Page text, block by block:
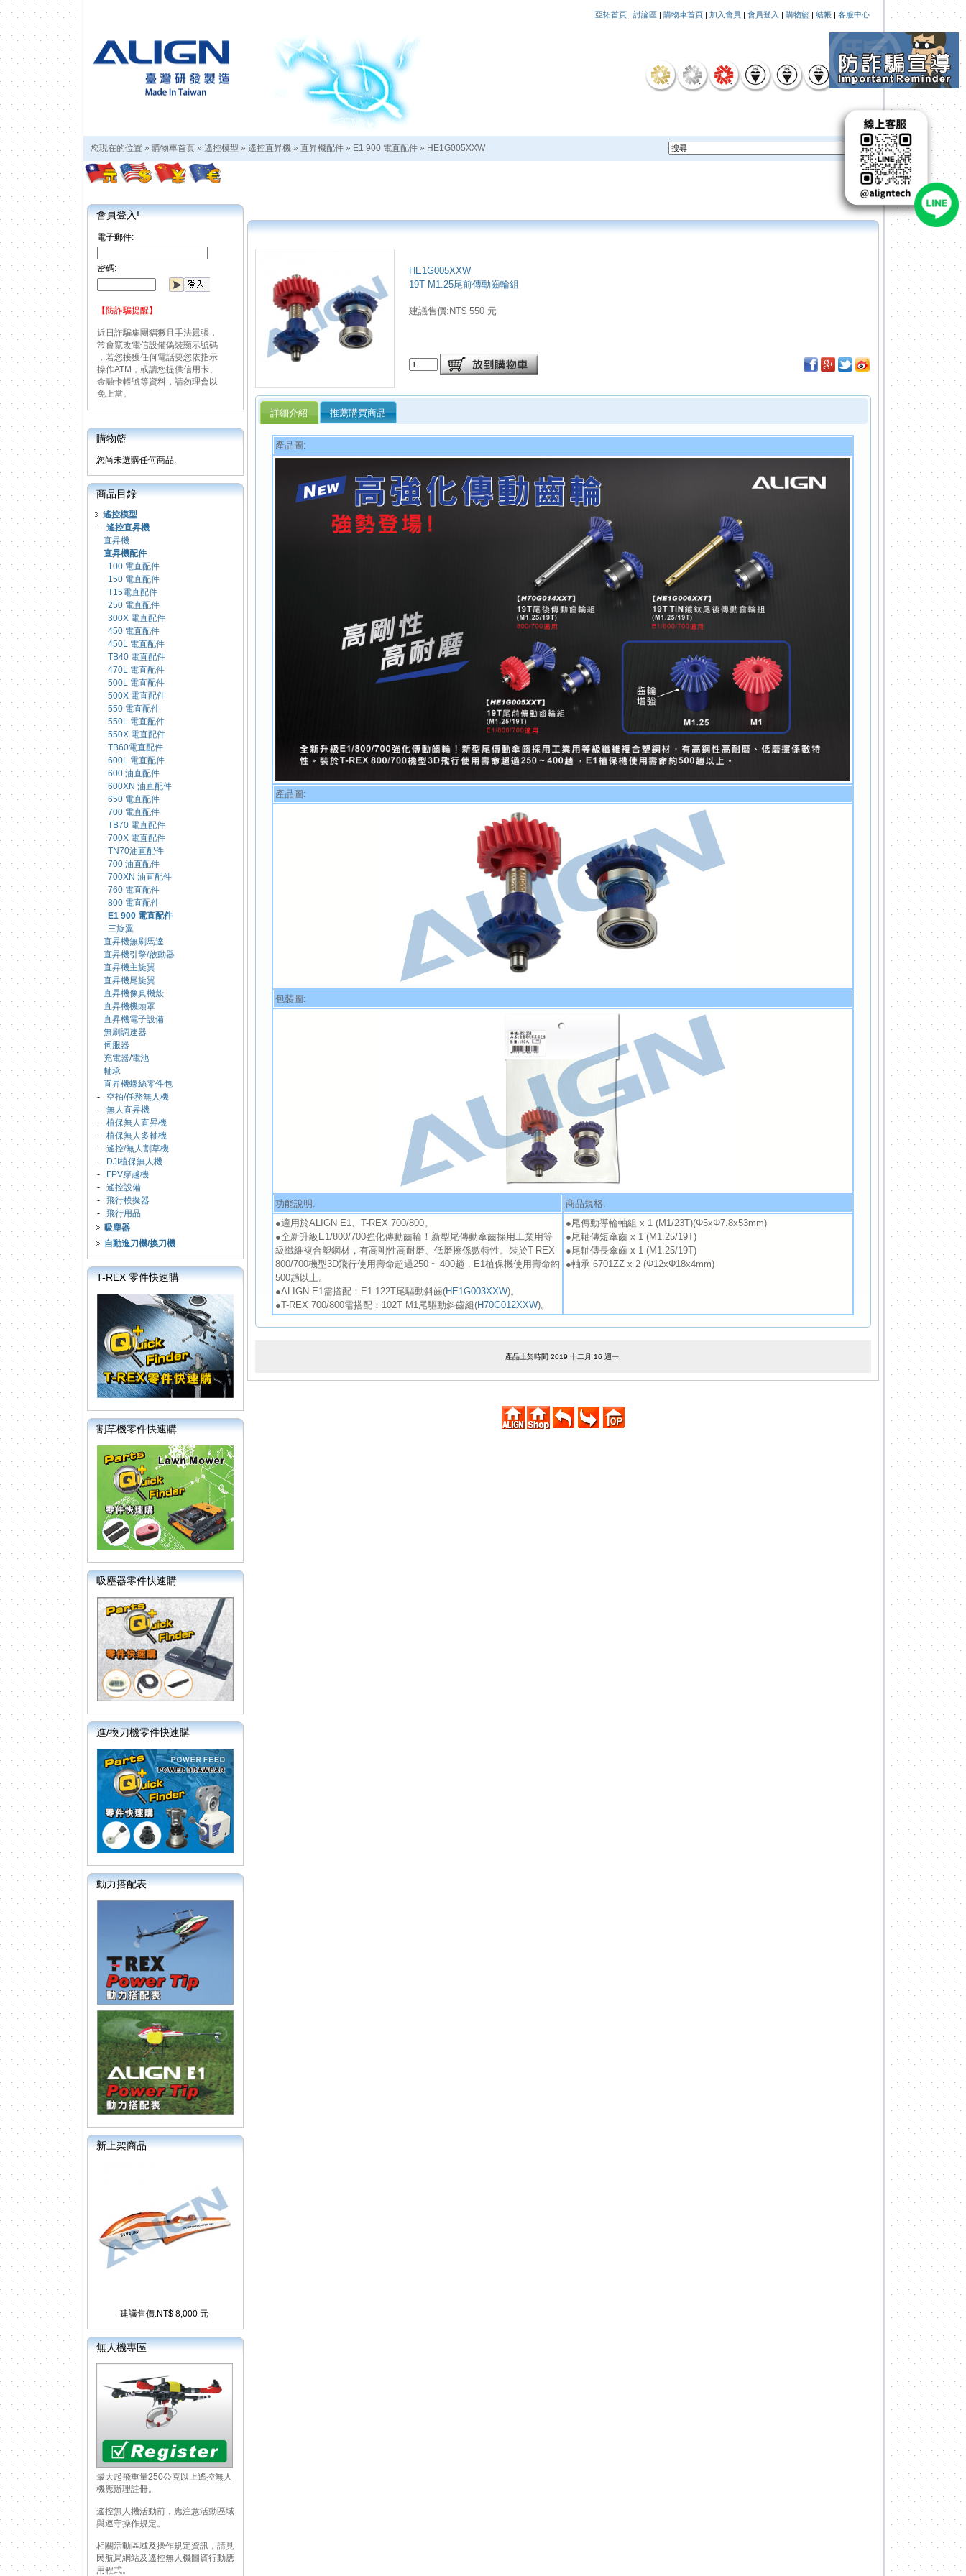
亞拓首頁 | 討論區 | 購物車首頁 | 加入會員 | 會員登入 | 購物籃 | 結帳 | 客服中心
您現在的位置 » 購物車首頁 » 遙控模型 » 遙控直昇機 » 直昇機配件 » E1 900 電直配件 » HE1G005XXW
會員登入!
電子郵件:
密碼:
【防詐騙提醒】
近日詐騙集團猖獗且手法囂張，
常會竄改電信設備偽裝顯示號碼
，若您接獲任何電話要您依指示
操作ATM，或請您提供信用卡、
金融卡帳號等資料，請勿理會以
免上當。
購物籃
您尚未選購任何商品.
商品目錄
遙控模型
- 遙控直昇機
直昇機
直昇機配件
100 電直配件
150 電直配件
T15電直配件
250 電直配件
300X 電直配件
450 電直配件
450L 電直配件
TB40 電直配件
470L 電直配件
500L 電直配件
500X 電直配件
550 電直配件
550L 電直配件
550X 電直配件
TB60電直配件
600L 電直配件
600 油直配件
600XN 油直配件
650 電直配件
700 電直配件
TB70 電直配件
700X 電直配件
TN70油直配件
700 油直配件
700XN 油直配件
760 電直配件
800 電直配件
E1 900 電直配件
三旋翼
直昇機無刷馬達
直昇機引擎/啟動器
直昇機主旋翼
直昇機尾旋翼
直昇機像真機殼
直昇機機頭罩
直昇機電子設備
無刷調速器
伺服器
充電器/電池
軸承
直昇機螺絲零件包
- 空拍/任務無人機
- 無人直昇機
- 植保無人直昇機
- 植保無人多軸機
- 遙控/無人割草機
-
DJI植保無人機
-
FPV穿越機
- 遙控設備
- 飛行模擬器
- 飛行用品
吸塵器
自動進刀機/換刀機
T-REX 零件快速購
割草機零件快速購
吸塵器零件快速購
進/換刀機零件快速購
動力搭配表
新上架商品
建議售價:NT$ 8,000 元
無人機專區
最大起飛重量250公克以上遙控無人
機應辦理註冊。
遙控無人機活動前，應注意活動區域
與遵守操作規定。
相關活動區域及操作規定資訊，請見
民航局網站及遙控無人機圖資行動應
用程式。
HE1G005XXW
19T M1.25尾前傳動齒輪組
建議售價:NT$ 550 元
詳細介紹 推薦購買商品
產品圖:
產品圖:
包裝圖:
功能說明:
商品規格:
●適用於ALIGN E1、T-REX 700/800。
●全新升級E1/800/700強化傳動齒輪！新型尾傳動傘齒採用工業用等
級纖維複合塑鋼材，有高剛性高耐磨、低磨擦係數特性。裝於T-REX
800/700機型3D飛行使用壽命超過250 ~ 400趟，E1植保機使用壽命約
500趟以上。
●ALIGN E1需搭配：E1 122T尾驅動斜齒(HE1G003XXW)。
●T-REX 700/800需搭配：102T M1尾驅動斜齒組(H70G012XXW)。
●尾傳動導輪軸組 x 1 (M1/23T)(Φ5xΦ7.8x53mm)
●尾軸傳短傘齒 x 1 (M1.25/19T)
●尾軸傳長傘齒 x 1 (M1.25/19T)
●軸承 6701ZZ x 2 (Φ12xΦ18x4mm)
產品上架時間 2019 十二月 16 週一.